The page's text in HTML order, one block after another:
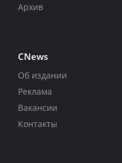
Архив
CNews
Об издании
Реклама
Вакансии
Контакты